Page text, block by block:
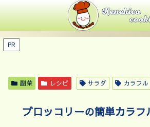
PR
副菜 レシピ サラダ カラフル
ブロッコリーの簡単カラフ